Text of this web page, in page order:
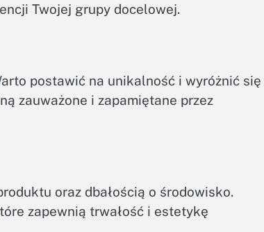
Twojej grupy docelowej.
postawić na unikalność i wyróżnić się
zauważone i zapamiętane przez
oraz dbałością o środowisko.
zapewnią trwałość i estetykę